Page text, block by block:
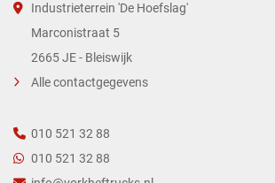
Industrieterrein 'De Hoefslag'
Marconistraat 5
2665 JE - Bleiswijk
Alle contactgegevens
010 521 32 88
010 521 32 88